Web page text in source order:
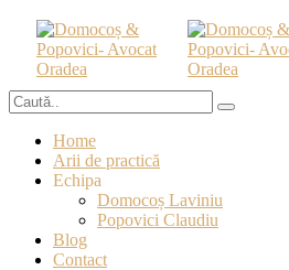
Home
Arii de practică
Echipa
Domocoș Laviniu
Popovici Claudiu
Blog
Contact